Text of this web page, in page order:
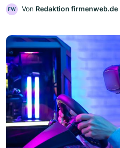
FW Von Redaktion firmenweb.de